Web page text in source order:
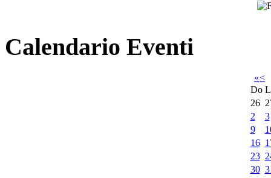
Calendario Eventi
«<
Do
26
2
3
9
16
23
30